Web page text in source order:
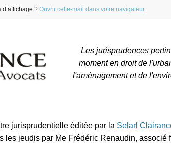
d’affichage ? Ouvrir cet e-mail dans votre navigateur.
Les jurisprudences
moment en droit de
l'aménagement et de
jurisprudentielle éditée par la Selarl
les jeudis par Me Frédéric Renaudin, associé